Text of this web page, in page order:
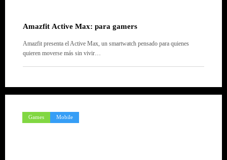
Amazfit Active Max: para gamers
Amazfit presenta el Active Max, un smartwatch pensado para quienes
quieren moverse más sin vivir…
Games Mobile